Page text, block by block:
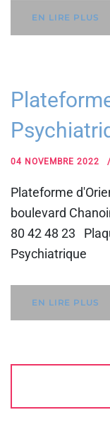
EN LIRE PLUS
04 NOVEMBRE 2022
Plateforme
boulevard
80 42 48 23
Psychiatrique
EN LIRE PLUS